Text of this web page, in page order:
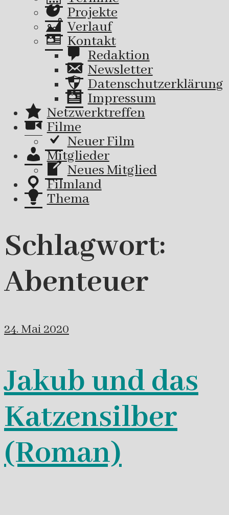
Projekte
Verlauf
Kontakt
Redaktion
Newsletter
Datenschutzerklärung
Impressum
Netzwerktreffen
Filme
Neuer Film
Mitglieder
Neues Mitglied
Filmland
Thema
Schlagwort:
Abenteuer
24. Mai 2020
Jakub und das
Katzensilber
(Roman)